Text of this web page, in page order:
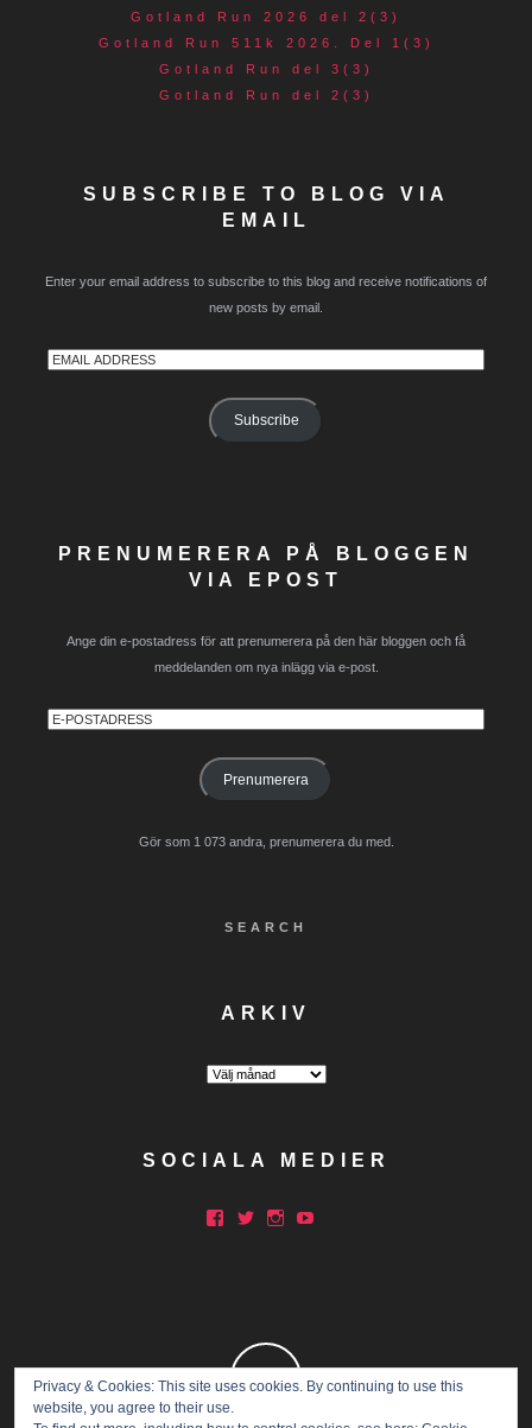
Gotland Run 2026 del 2(3)
Gotland Run 511k 2026. Del 1(3)
Gotland Run del 3(3)
Gotland Run del 2(3)
SUBSCRIBE TO BLOG VIA
EMAIL
Enter your email address to subscribe to this blog and receive notifications of
new posts by email.
Email
Subscribe
PRENUMERERA PÅ BLOGGEN
VIA EPOST
Ange din e-postadress för att prenumerera på den här bloggen och få
meddelanden om nya inlägg via e-post.
E-
Prenumerera
Gör som 1 073 andra, prenumerera du med.
SEARCH
ARKIV
Arkiv
SOCIALA MEDIER
Facebook
Twitter
Instagram
Privacy & Cookies: This site uses cookies. By continuing to use this
website, you agree to their use.